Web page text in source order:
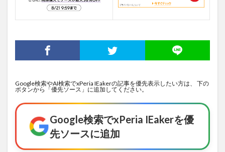
Google検索やAI検索でxPeria IEakerの記事を優先表示したい方は、 下の
ボタンから「優先ソース」に追加してください。
Google検索でxPeria IEakerを優
先ソースに追加